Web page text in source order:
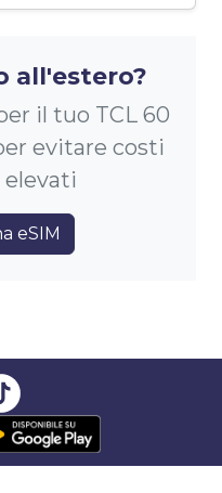
all'estero?
il tuo TCL 60
evitare costi
eSIM